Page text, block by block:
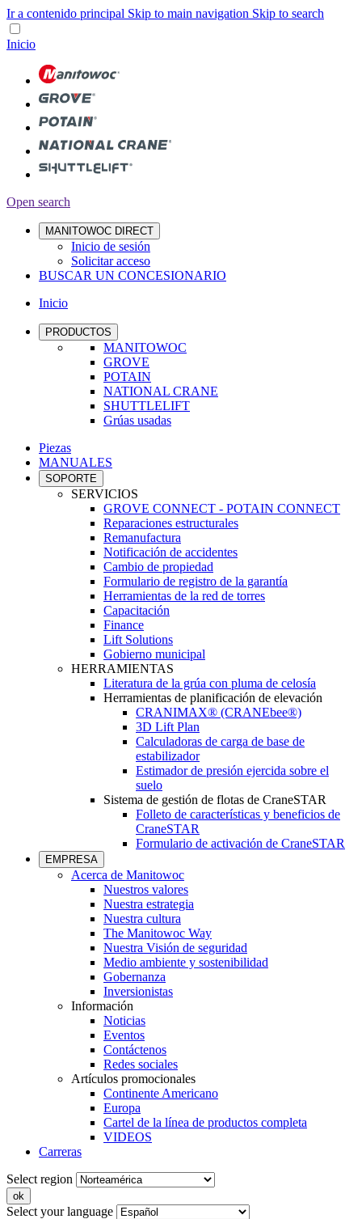
Ir a contenido principal Skip to main navigation Skip to search
Inicio
Open search
MANITOWOC DIRECT
Inicio de sesión
Solicitar acceso
BUSCAR UN CONCESIONARIO
Inicio
PRODUCTOS
MANITOWOC
GROVE
POTAIN
NATIONAL CRANE
SHUTTLELIFT
Grúas usadas
Piezas
MANUALES
SOPORTE
SERVICIOS
GROVE CONNECT - POTAIN CONNECT
Reparaciones estructurales
Remanufactura
Notificación de accidentes
Cambio de propiedad
Formulario de registro de la garantía
Herramientas de la red de torres
Capacitación
Finance
Lift Solutions
Gobierno municipal
HERRAMIENTAS
Literatura de la grúa con pluma de celosía
Herramientas de planificación de elevación
CRANIMAX® (CRANEbee®)
3D Lift Plan
Calculadoras de carga de base de
estabilizador
Estimador de presión ejercida sobre el
suelo
Sistema de gestión de flotas de CraneSTAR
Folleto de características y beneficios de
CraneSTAR
Formulario de activación de CraneSTAR
EMPRESA
Acerca de Manitowoc
Nuestros valores
Nuestra estrategia
Nuestra cultura
The Manitowoc Way
Nuestra Visión de seguridad
Medio ambiente y sostenibilidad
Gobernanza
Inversionistas
Información
Noticias
Eventos
Contáctenos
Redes sociales
Artículos promocionales
Continente Americano
Europa
Cartel de la línea de productos completa
VIDEOS
Carreras
Select region
Select your language